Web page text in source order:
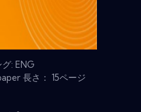
グ: ENG
長さ： 15ページ